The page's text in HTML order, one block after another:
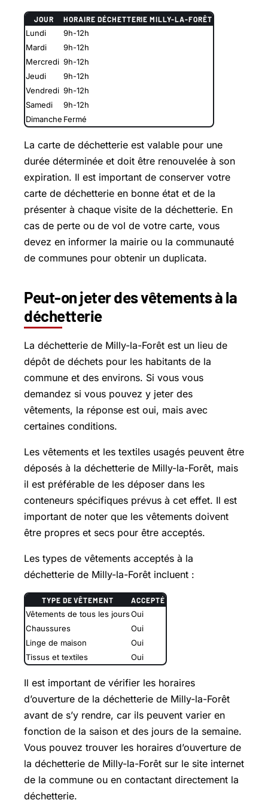
JOUR HORAIRE DÉCHETTERIE MILLY-LA-FORÊT
Lundi
9h-12h
Mardi
9h-12h
Mercredi 9h-12h
Jeudi
9h-12h
Vendredi 9h-12h
Samedi
9h-12h
Dimanche Fermé
La carte de déchetterie est valable pour une
durée déterminée et doit être renouvelée à son
expiration. Il est important de conserver votre
carte de déchetterie en bonne état et de la
présenter à chaque visite de la déchetterie. En
cas de perte ou de vol de votre carte, vous
devez en informer la mairie ou la communauté
de communes pour obtenir un duplicata.
Peut-on jeter des vêtements à la
déchetterie
La déchetterie de Milly-la-Forêt est un lieu de
dépôt de déchets pour les habitants de la
commune et des environs. Si vous vous
demandez si vous pouvez y jeter des
vêtements, la réponse est oui, mais avec
certaines conditions.
Les vêtements et les textiles usagés peuvent être
déposés à la déchetterie de Milly-la-Forêt, mais
il est préférable de les déposer dans les
conteneurs spécifiques prévus à cet effet. Il est
important de noter que les vêtements doivent
être propres et secs pour être acceptés.
Les types de vêtements acceptés à la
déchetterie de Milly-la-Forêt incluent :
TYPE DE VÊTEMENT ACCEPTÉ
Vêtements de tous les joursOui
Chaussures
Oui
Linge de maison
Oui
Tissus et textiles
Oui
Il est important de vérifier les horaires
d’ouverture de la déchetterie de Milly-la-Forêt
avant de s’y rendre, car ils peuvent varier en
fonction de la saison et des jours de la semaine.
Vous pouvez trouver les horaires d’ouverture de
la déchetterie de Milly-la-Forêt sur le site internet
de la commune ou en contactant directement la
déchetterie.